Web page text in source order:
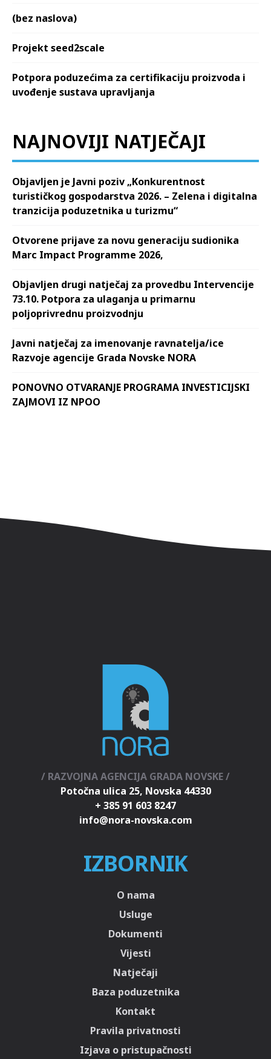
(bez naslova)
Projekt seed2scale
Potpora poduzećima za certifikaciju proizvoda i
uvođenje sustava upravljanja
NAJNOVIJI NATJEČAJI
Objavljen je Javni poziv „Konkurentnost
turističkog gospodarstva 2026. – Zelena i digitalna
tranzicija poduzetnika u turizmu“
Otvorene prijave za novu generaciju sudionika
Marc Impact Programme 2026,
Objavljen drugi natječaj za provedbu Intervencije
73.10. Potpora za ulaganja u primarnu
poljoprivrednu proizvodnju
Javni natječaj za imenovanje ravnatelja/ice
Razvoje agencije Grada Novske NORA
PONOVNO OTVARANJE PROGRAMA INVESTICIJSKI
ZAJMOVI IZ NPOO
/ RAZVOJNA AGENCIJA GRADA NOVSKE /
Potočna ulica 25, Novska 44330
+ 385 91 603 8247
IZBORNIK
O nama
Usluge
Dokumenti
Vijesti
Natječaji
Baza poduzetnika
Kontakt
Pravila privatnosti
Izjava o pristupačnosti